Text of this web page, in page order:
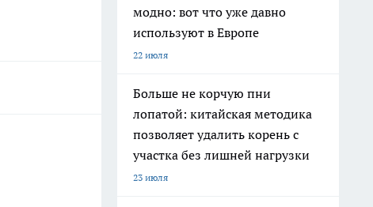
модно: вот что уже давно
используют в Европе
22 июля
Больше не корчую пни
лопатой: китайская методика
позволяет удалить корень с
участка без лишней нагрузки
23 июля